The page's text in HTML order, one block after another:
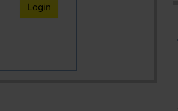
Login